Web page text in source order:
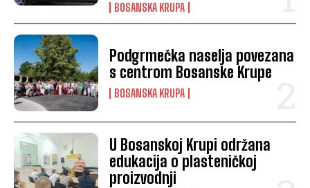
BOSANSKA KRUPA
Podgrmečka naselja povezana
s centrom Bosanske Krupe
BOSANSKA KRUPA
U Bosanskoj Krupi održana
edukacija o plasteničkoj
proizvodnji